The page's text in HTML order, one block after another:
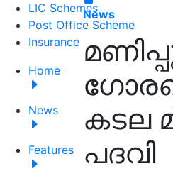
LIC Schemes
Post Office Scheme
Insurance
Home
News
Features
News
കടല
പദവി